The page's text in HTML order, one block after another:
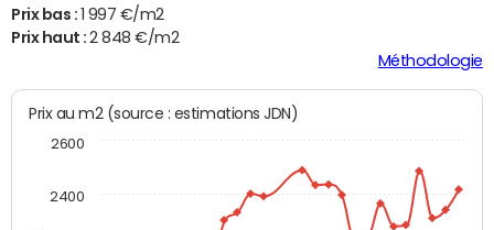
Prix bas : 1 997 €/m2
Prix haut :2 848 €/m2
Méthodologie
Prix au m2 (source : estimations JDN)
2400
2600